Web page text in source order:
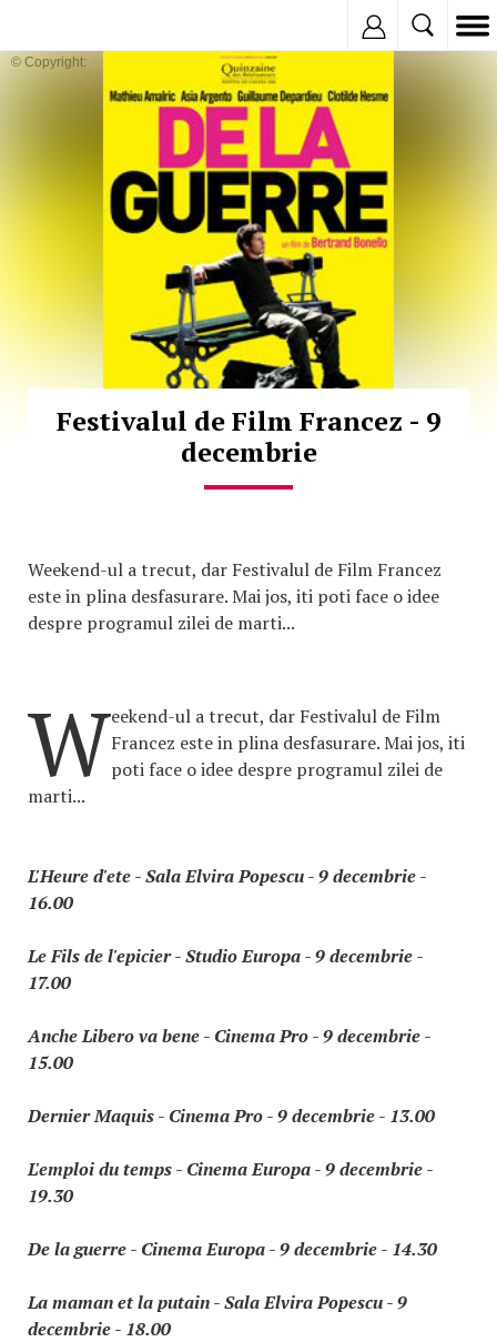
© Copyright:
Festivalul de Film Francez - 9
decembrie
Weekend-ul a trecut, dar Festivalul de Film Francez
este in plina desfasurare. Mai jos, iti poti face o idee
despre programul zilei de marti...
Weekend-ul a trecut, dar Festivalul de Film
Francez este in plina desfasurare. Mai jos, iti
poti face o idee despre programul zilei de
marti...
L'Heure d'ete - Sala Elvira Popescu - 9 decembrie -
16.00
Le Fils de l'epicier - Studio Europa - 9 decembrie -
17.00
Anche Libero va bene - Cinema Pro - 9 decembrie -
15.00
Dernier Maquis - Cinema Pro - 9 decembrie - 13.00
L'emploi du temps - Cinema Europa - 9 decembrie -
19.30
De la guerre - Cinema Europa - 9 decembrie - 14.30
La maman et la putain - Sala Elvira Popescu - 9
decembrie - 18.00